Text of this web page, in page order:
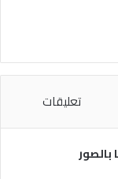
تعليقات